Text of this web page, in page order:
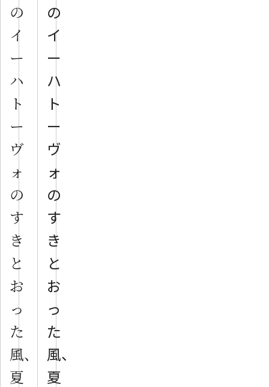
の
イ
ー
ハ
ト
ー
ヴ
ォ
の
す
き
と
お
っ
た
風、
夏
の
イ
ー
ハ
ト
ー
ヴ
ォ
の
す
き
と
お
っ
た
風、
夏